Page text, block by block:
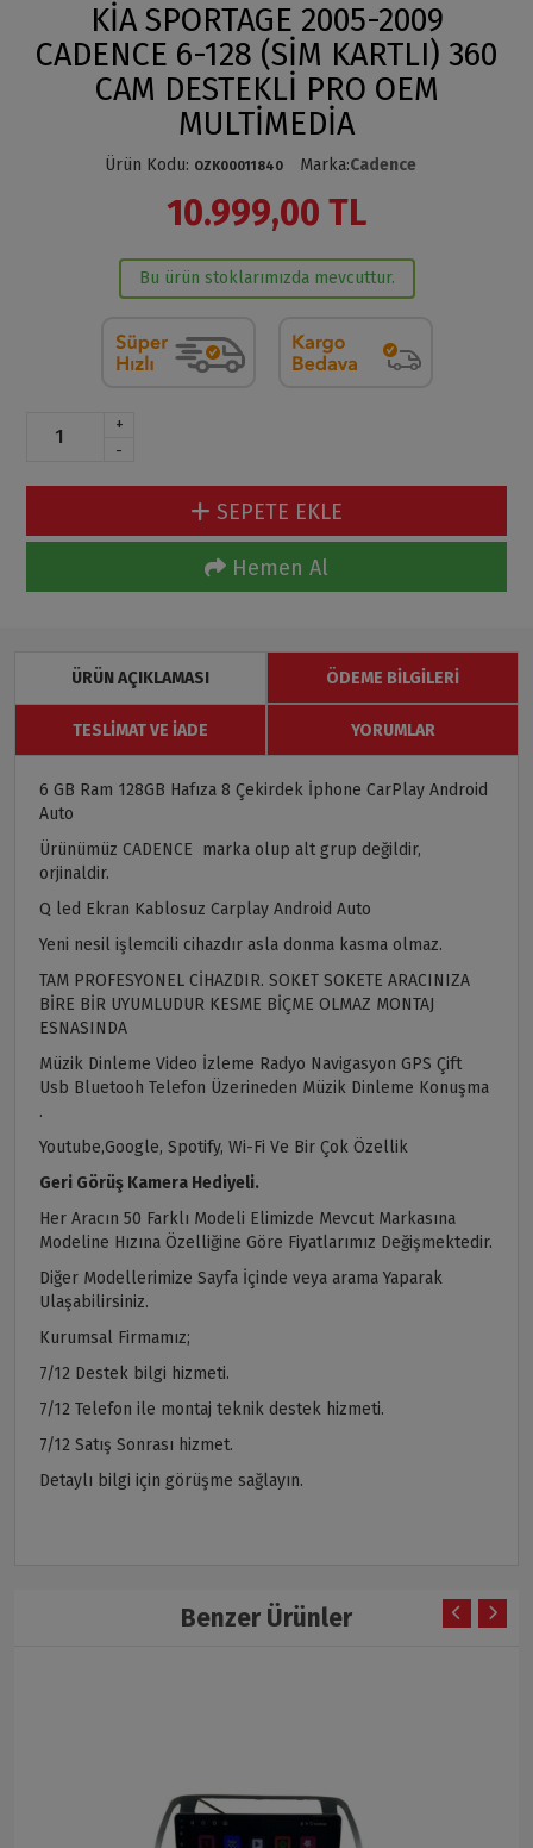
KİA SPORTAGE 2005-2009
CADENCE 6-128 (SİM KARTLI) 360
CAM DESTEKLİ PRO OEM
MULTİMEDİA
Ürün Kodu: OZK00011840 Marka:Cadence
10.999,00 TL
Bu ürün stoklarımızda mevcuttur.
+
-
SEPETE EKLE
Hemen Al
ÜRÜN AÇIKLAMASI ÖDEME BILGILERI
TESLIMAT VE İADE YORUMLAR
6 GB Ram 128GB Hafıza 8 Çekirdek İphone CarPlay Android
Auto
Ürünümüz CADENCE marka olup alt grup değildir,
orjinaldir.
Q led Ekran Kablosuz Carplay Android Auto
Yeni nesil işlemcili cihazdır asla donma kasma olmaz.
TAM PROFESYONEL CİHAZDIR. SOKET SOKETE ARACINIZA
BİRE BİR UYUMLUDUR KESME BİÇME OLMAZ MONTAJ
ESNASINDA
Müzik Dinleme Video İzleme Radyo Navigasyon GPS Çift
Usb Bluetooh Telefon Üzerineden Müzik Dinleme Konuşma
.
Youtube,Google, Spotify, Wi-Fi Ve Bir Çok Özellik
Geri Görüş Kamera Hediyeli.
Her Aracın 50 Farklı Modeli Elimizde Mevcut Markasına
Modeline Hızına Özelliğine Göre Fiyatlarımız Değişmektedir.
Diğer Modellerimize Sayfa İçinde veya arama Yaparak
Ulaşabilirsiniz.
Kurumsal Firmamız;
7/12 Destek bilgi hizmeti.
7/12 Telefon ile montaj teknik destek hizmeti.
7/12 Satış Sonrası hizmet.
Detaylı bilgi için görüşme sağlayın.
Benzer Ürünler